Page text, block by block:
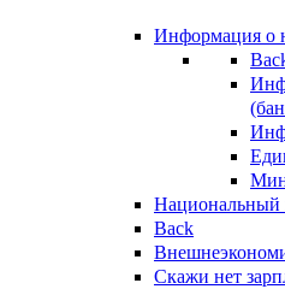
Информация о
Национальный
Back
Скажи нет